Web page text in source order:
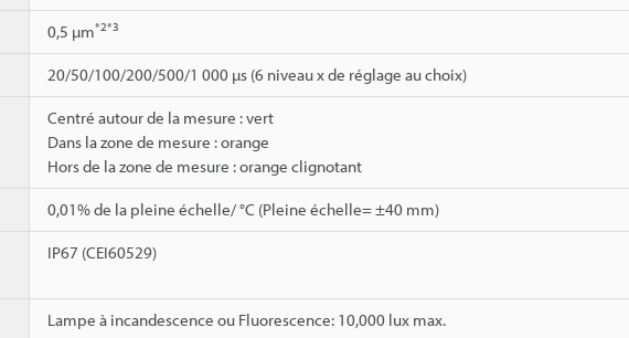
0,5 µm*2*3
20/50/100/200/500/1 000 µs (6 niveau x de réglage au choix)
Centré autour de la mesure : vert
Dans la zone de mesure : orange
Hors de la zone de mesure : orange clignotant
0,01% de la pleine échelle/ °C (Pleine échelle= ±40 mm)
IP67 (CEI60529)
Lampe à incandescence ou Fluorescence: 10,000 lux max.